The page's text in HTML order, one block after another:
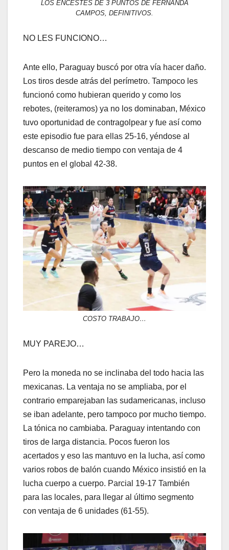
LOS ENCESTES DE 3 PUNTOS DE FERNANDA
CAMPOS, DEFINITIVOS.
NO LES FUNCIONO…
Ante ello, Paraguay buscó por otra vía hacer daño.
Los tiros desde atrás del perímetro. Tampoco les
funcionó como hubieran querido y como los
rebotes, (reiteramos) ya no los dominaban, México
tuvo oportunidad de contragolpear y fue así como
este episodio fue para ellas 25-16, yéndose al
descanso de medio tiempo con ventaja de 4
puntos en el global 42-38.
COSTO TRABAJO…
MUY PAREJO…
Pero la moneda no se inclinaba del todo hacia las
mexicanas. La ventaja no se ampliaba, por el
contrario emparejaban las sudamericanas, incluso
se iban adelante, pero tampoco por mucho tiempo.
La tónica no cambiaba. Paraguay intentando con
tiros de larga distancia. Pocos fueron los
acertados y eso las mantuvo en la lucha, así como
varios robos de balón cuando México insistió en la
lucha cuerpo a cuerpo. Parcial 19-17 También
para las locales, para llegar al último segmento
con ventaja de 6 unidades (61-55).